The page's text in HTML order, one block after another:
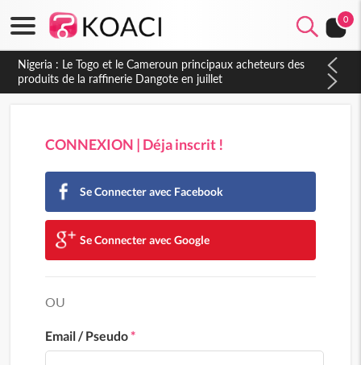
0
Nigeria : Le Togo et le Cameroun principaux acheteurs des
produits de la raffinerie Dangote en juillet
CONNEXION | Déja inscrit !
Se Connecter avec Facebook
Se Connecter avec Google
OU
Email / Pseudo*